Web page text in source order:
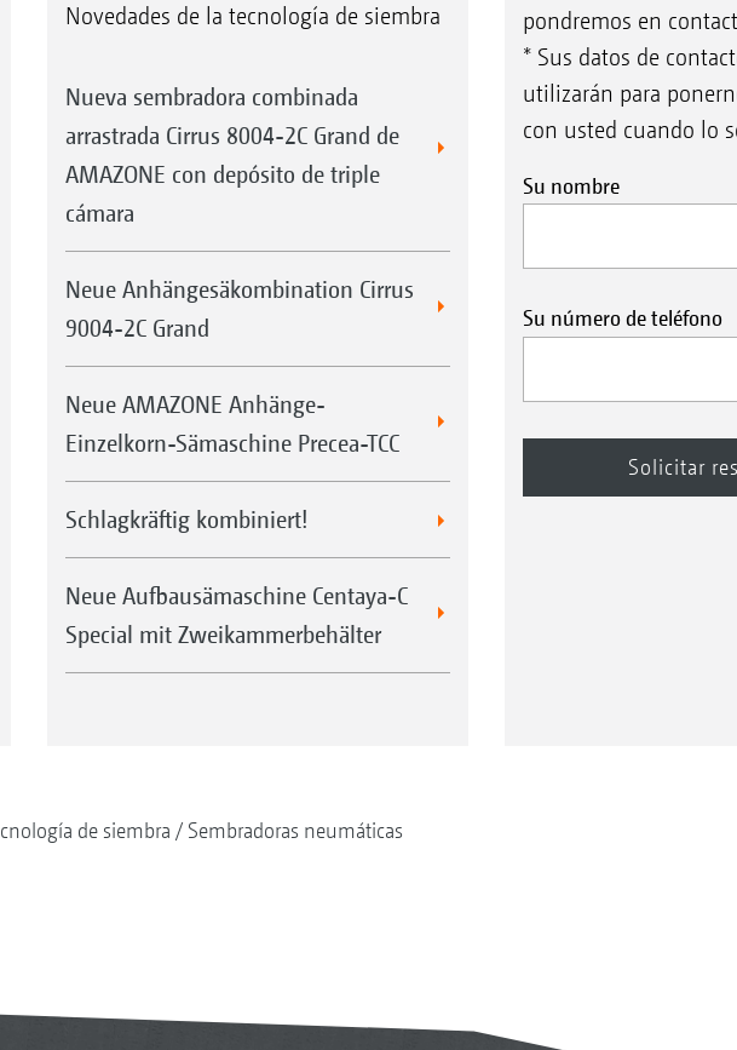
Novedades de la tecnología de siembra
Nueva sembradora combinada
arrastrada Cirrus 8004-2C Grand de
AMAZONE con depósito de triple
cámara
Neue Anhängesäkombination Cirrus
9004-2C Grand
Neue AMAZONE Anhänge-
Einzelkorn-Sämaschine Precea-TCC
Schlagkräftig kombiniert!
Neue Aufbausämaschine Centaya-C
Special mit Zweikammerbehälter
pondremos en
* Sus datos de
utilizarán para
con usted cuando lo
Su nombre
Su número de teléfono
de siembra Sembradoras neumáticas